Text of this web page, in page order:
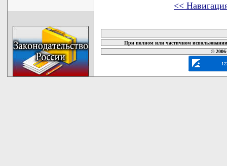
<<
При полном или частичном
©